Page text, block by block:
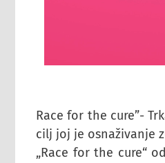
Race for the cure”-
cilj joj je osnaživanje
„Race for the cure“